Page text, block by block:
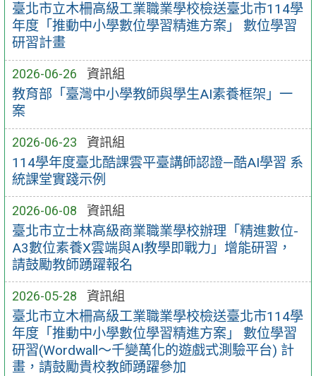
臺北市立木柵高級工業職業學校檢送臺北市114學
年度「推動中小學數位學習精進方案」 數位學習
研習計畫
2026-06-26 資訊組
教育部「臺灣中小學教師與學生AI素養框架」一
案
2026-06-23 資訊組
114學年度臺北酷課雲平臺講師認證—酷AI學習 系
統課堂實踐示例
2026-06-08 資訊組
臺北市立士林高級商業職業學校辦理「精進數位-
A3數位素養X雲端與AI教學即戰力」增能研習，
請鼓勵教師踴躍報名
2026-05-28 資訊組
臺北市立木柵高級工業職業學校檢送臺北市114學
年度「推動中小學數位學習精進方案」 數位學習
研習(Wordwall～千變萬化的遊戲式測驗平台) 計
畫，請鼓勵貴校教師踴躍參加